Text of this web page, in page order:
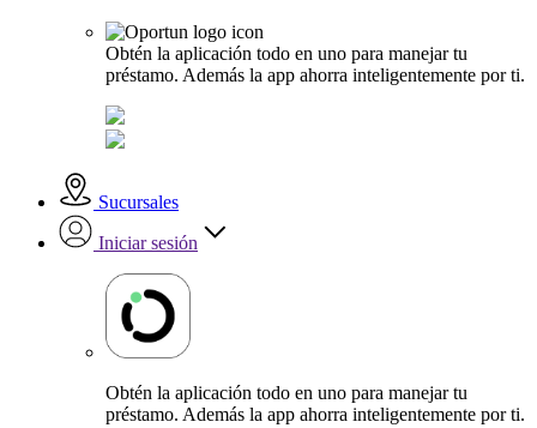
Obtén la aplicación todo en uno para manejar tu
préstamo. Además la app ahorra inteligentemente por ti.
Sucursales
Iniciar sesión
Obtén la aplicación todo en uno para manejar tu
préstamo. Además la app ahorra inteligentemente por ti.